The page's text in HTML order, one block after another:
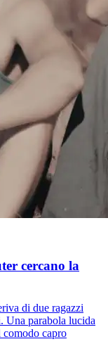
cercano la
di due ragazzi
Una parabola lucida
comodo capro